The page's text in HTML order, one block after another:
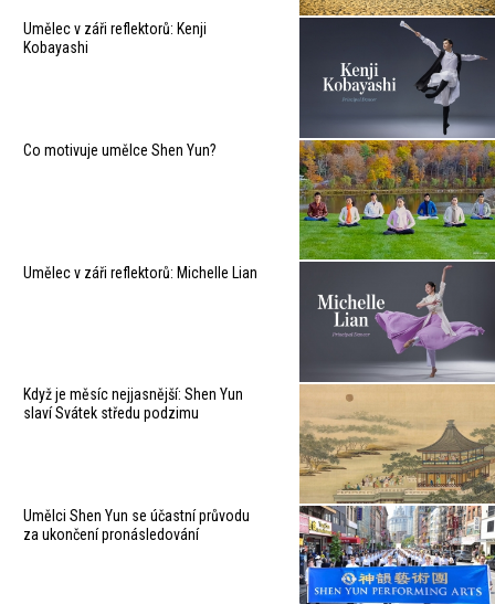
Umělec v záři reflektorů: Kenji
Kobayashi
Co motivuje umělce Shen Yun?
Umělec v záři reflektorů: Michelle Lian
Když je měsíc nejjasnější: Shen Yun
slaví Svátek středu podzimu
Umělci Shen Yun se účastní průvodu
za ukončení pronásledování